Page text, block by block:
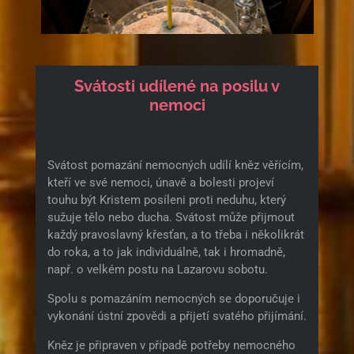
Svátosti udílené na posilu v
nemoci
Svátost pomazání nemocných udílí kněz věřícím,
kteří ve své nemoci, únavě a bolesti projeví
touhu být Kristem posíleni proti neduhu, který
sužuje tělo nebo ducha. Svátost může přijmout
každý pravoslavný křesťan, a to třeba i několikrát
do roka, a to jak individuálně, tak i hromadně,
např. o velkém postu na Lazarovu sobotu.
Spolu s pomazáním nemocných se doporučuje i
vykonání ústní zpovědi a přijetí svatého přijímání.
Kněz je připraven v případě potřeby nemocného